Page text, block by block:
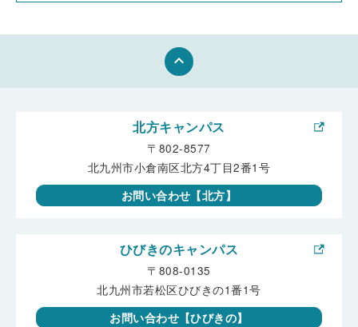
keyboard_arrow_up
北方キャンパス
〒802-8577
北九州市小倉南区北方4丁目2番1号
お問い合わせ【北方】
ひびきのキャンパス
〒808-0135
北九州市若松区ひびきの1番1号
お問い合わせ【ひびきの】